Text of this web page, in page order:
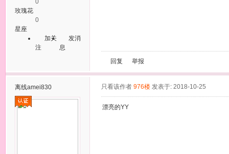
0
玫瑰花
0
星座
加关
注
发消
息
回复
举报
离线amei830 只看该作者 976楼 发表于: 2018-10-25
漂亮的YY